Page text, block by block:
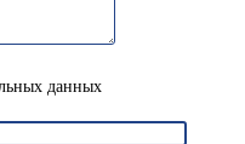
данных